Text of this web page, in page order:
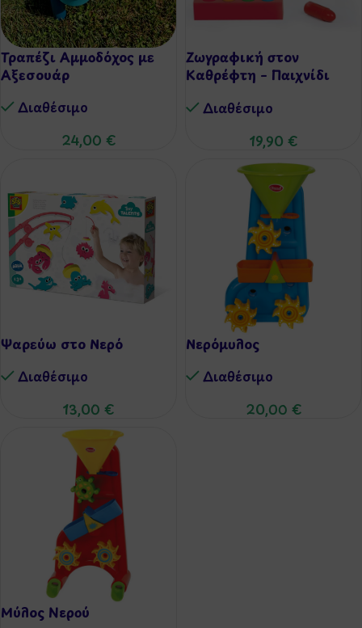
Τραπέζι Αμμοδόχος με
Αξεσουάρ
Διαθέσιμo
24,00 €
Ζωγραφική στον
Καθρέφτη – Παιχνίδι
Διαθέσιμo
19,90 €
Ψαρεύω στο Νερό
Διαθέσιμo
13,00 €
Νερόμυλος
Διαθέσιμo
20,00 €
Μύλος Νερού